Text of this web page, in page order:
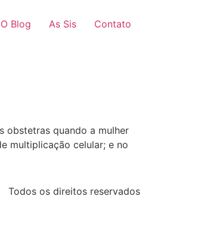
O Blog As Sis Contato
obstetras quando a mulher
multiplicação celular; e no
Todos os direitos reservados